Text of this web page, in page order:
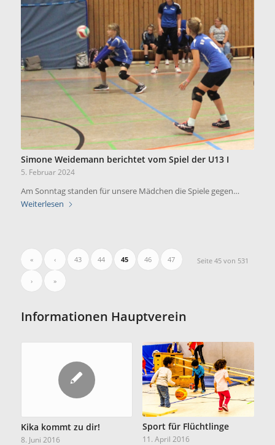
Simone Weidemann berichtet vom Spiel der U13 I
5. Februar 2024
Am Sonntag standen für unsere Mädchen die Spiele gegen…
Weiterlesen
Seite 45 von 531
« ‹ 43 44 45 46 47
› »
Informationen Hauptverein
Kika kommt zu dir!
8. Juni 2016
Sport für Flüchtlinge
11. April 2016